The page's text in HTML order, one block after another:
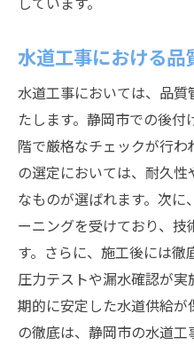
水道工事における品
水道工事においては、品
たします。静岡市での後
階で厳格なチェックが行わ
の選定においては、耐久
なものが選ばれます。次
ーニングを受けており、
す。さらに、施工後には
圧力テストや漏水確認が
期的に安定した水道供給
の徹底は、静岡市の水道